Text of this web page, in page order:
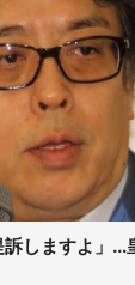
しますよ」...